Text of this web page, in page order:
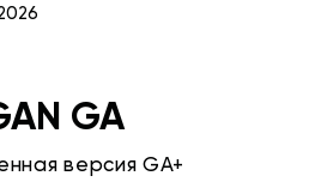
GA
версия GA+